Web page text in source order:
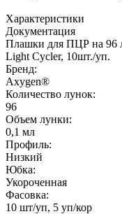
Характеристики
Документация
Плашки для ПЦР на 96
Light Cycler, 10шт./уп.
Бренд:
Axygen®
Количество лунок:
96
Объем лунки:
0,1 мл
Профиль:
Низкий
Юбка:
Укороченная
Фасовка:
10 шт/уп, 5 уп/кор